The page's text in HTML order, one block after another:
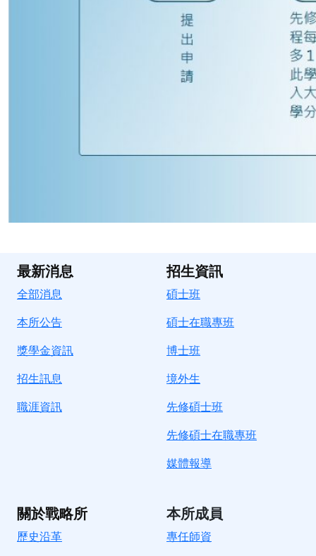
最新消息
全部消息
本所公告
獎學金資訊
招生訊息
職涯資訊
招生資訊
碩士班
碩士在職專班
博士班
境外生
先修碩士班
先修碩士在職專班
媒體報導
關於戰略所
歷史沿革
本所成員
專任師資